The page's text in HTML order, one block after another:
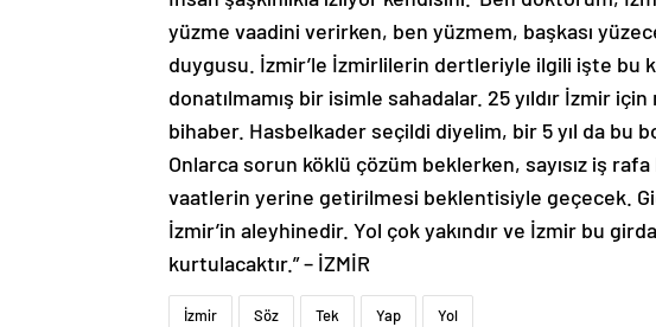
yüzme vaadini verirken, ben yüzmem, başkası
duygusu. İzmir’le İzmirlilerin dertleriyle ilgili işte bu
donatılmamış bir isimle sahadalar. 25 yıldır İzmir
bihaber. Hasbelkader seçildi diyelim, bir 5 yıl da bu
Onlarca sorun köklü çözüm beklerken, sayısız iş
vaatlerin yerine getirilmesi beklentisiyle geçecek.
İzmir’in aleyhinedir. Yol çok yakındır ve İzmir bu
kurtulacaktır.” – İZMİR
İzmir Söz Tek Yap Yol